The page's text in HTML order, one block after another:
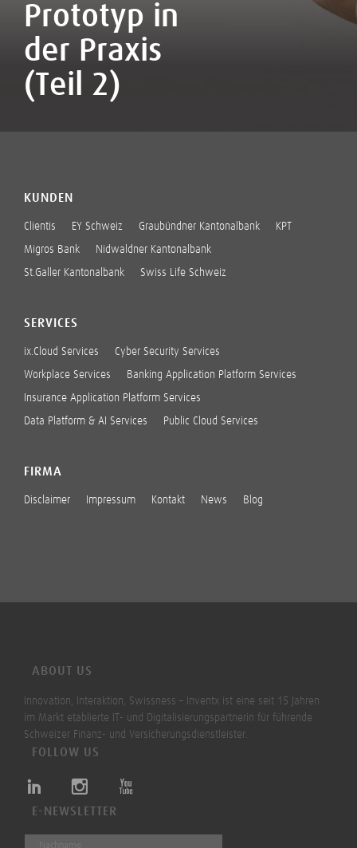
Prototyp in
der Praxis
(Teil 2)
KUNDEN
Clientis EY Schweiz Graubündner Kantonalbank KPT
Migros Bank Nidwaldner Kantonalbank
St.Galler Kantonalbank Swiss Life Schweiz
SERVICES
ix.Cloud Services Cyber Security Services
Workplace Services Banking Application Platform Services
Insurance Application Platform Services
Data Platform & AI Services Public Cloud Services
FIRMA
Disclaimer Impressum Kontakt News Blog
ABOUT US
Innovation, Interaktion, Swissness – Inventx ist eine seit 15 Jahren
im Markt etablierte IT- und Digitalisierungspartnerin für führende
Schweizer Finanz- und Versicherungsdienstleister.
FOLLOW US
E-NEWSLETTER